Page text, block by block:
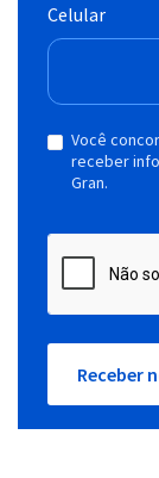
Celular
Você
receber
Gran.
Receber